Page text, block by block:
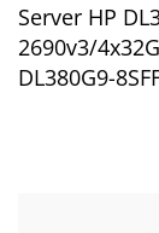
Server HP
2690v3/
DL380G9-